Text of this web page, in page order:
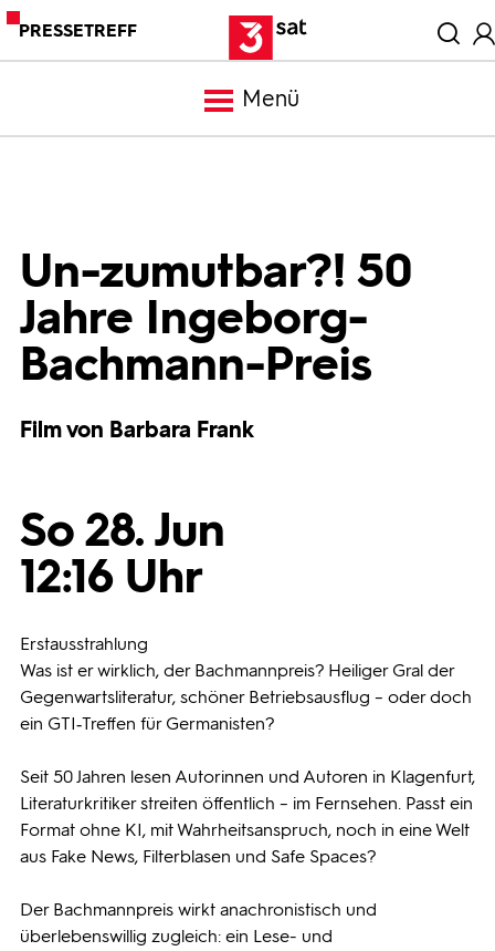
PRESSETREFF
Menü
Mediathek
Programmwochen
Un-zumutbar?! 50
Jahre Ingeborg-
Bachmann-Preis
Film von Barbara Frank
So 28. Jun
12:16 Uhr
Erstausstrahlung
Was ist er wirklich, der Bachmannpreis? Heiliger Gral der
Gegenwartsliteratur, schöner Betriebsausflug – oder doch
ein GTI‑Treffen für Germanisten?
Seit 50 Jahren lesen Autorinnen und Autoren in Klagenfurt,
Literaturkritiker streiten öffentlich – im Fernsehen. Passt ein
Format ohne KI, mit Wahrheitsanspruch, noch in eine Welt
aus Fake News, Filterblasen und Safe Spaces?
Der Bachmannpreis wirkt anachronistisch und
überlebenswillig zugleich: ein Lese- und